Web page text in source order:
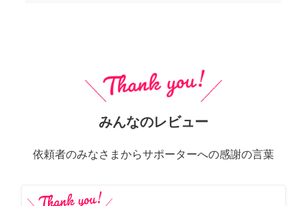
みんなのレビュー
依頼者のみなさまからサポーターへの感謝の言葉